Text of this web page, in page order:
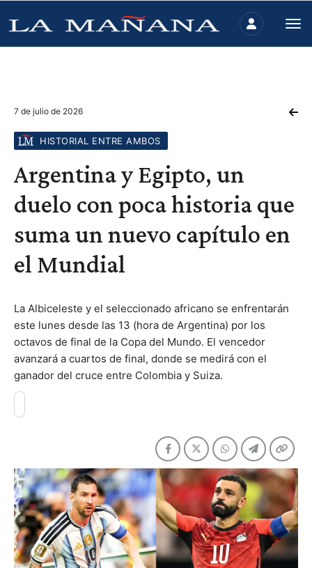
7 de julio de 2026
HISTORIAL ENTRE AMBOS
Argentina y Egipto, un
duelo con poca historia que
suma un nuevo capítulo en
el Mundial
La Albiceleste y el seleccionado africano se enfrentarán
este lunes desde las 13 (hora de Argentina) por los
octavos de final de la Copa del Mundo. El vencedor
avanzará a cuartos de final, donde se medirá con el
ganador del cruce entre Colombia y Suiza.